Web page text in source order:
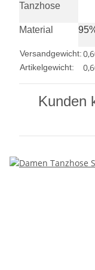
Tanzhose
Material
Versandgewicht:
Artikelgewicht:
Kunden